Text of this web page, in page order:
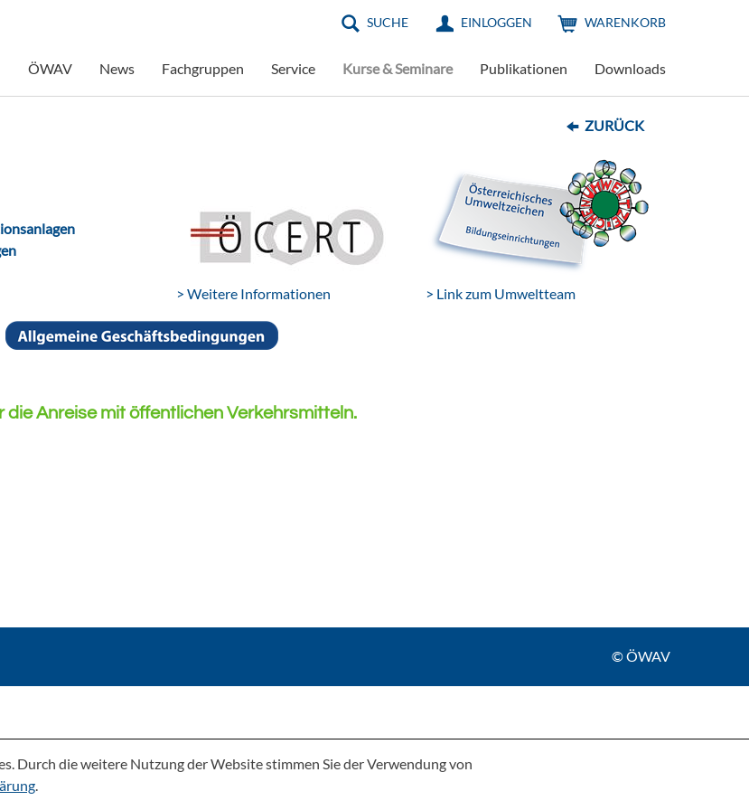
SUCHE EINLOGGEN WARENKORB
ÖWAV News Fachgruppen Service Kurse & Seminare Publikationen Downloads
ZURÜCK
> Weitere Informationen > Link zum Umweltteam
Anreise mit öffentlichen Verkehrsmitteln.
© ÖWAV
Durch die weitere Nutzung der Website stimmen Sie der Verwendung von
.